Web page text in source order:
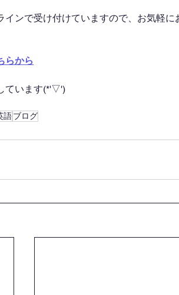
インで受け付けていますので、お気軽
らから
ています(*'▽')
語ブログ